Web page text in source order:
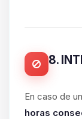
8.
En caso de
horas